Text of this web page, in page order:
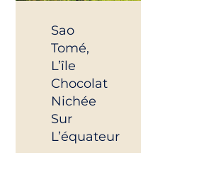
Sao
Tomé,
L’île
Chocolat
Nichée
Sur
L’équateur